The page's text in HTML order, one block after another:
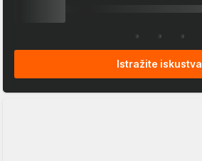
Istražite iskustva